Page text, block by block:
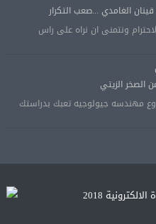
قينان الغامدي ...صعب التكرار
ونتمنى ان نراه على راس
الصخر الزيتي
مهندسه جيولوجيه تعبك بدراستك
2018